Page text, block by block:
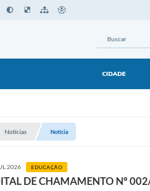
CIDADE
Notícias Notícia
2026 EDUCAÇÃO
DE CHAMAMENTO Nº